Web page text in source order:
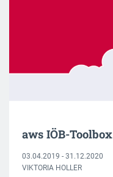
aws IÖB-Toolbox
03.04.2019 - 31.12.2020
VIKTORIA HOLLER